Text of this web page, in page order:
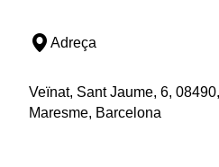
Adreça
Veïnat, Sant Jaume, 6,
Maresme, Barcelona